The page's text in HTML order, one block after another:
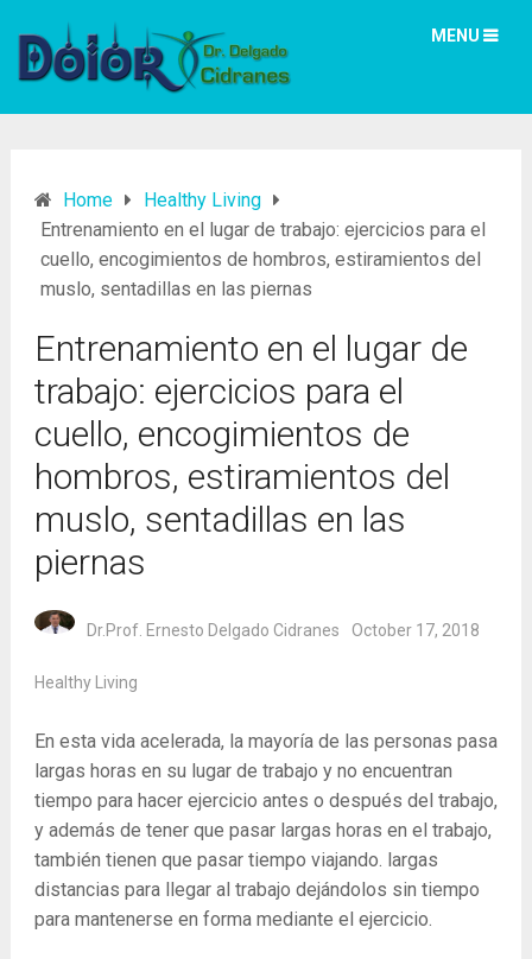
MENU
Home
Healthy Living
Entrenamiento en el lugar de trabajo: ejercicios para el
cuello, encogimientos de hombros, estiramientos del
muslo, sentadillas en las piernas
Entrenamiento en el lugar de
trabajo: ejercicios para el
cuello, encogimientos de
hombros, estiramientos del
muslo, sentadillas en las
piernas
Dr.Prof. Ernesto Delgado Cidranes October 17, 2018
Healthy Living
En esta vida acelerada, la mayoría de las personas pasa
largas horas en su lugar de trabajo y no encuentran
tiempo para hacer ejercicio antes o después del trabajo,
y además de tener que pasar largas horas en el trabajo,
también tienen que pasar tiempo viajando. largas
distancias para llegar al trabajo dejándolos sin tiempo
para mantenerse en forma mediante el ejercicio.